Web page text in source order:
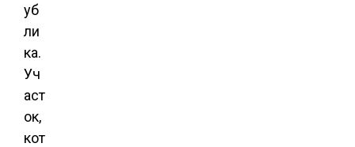
уб
ли
ка.
Уч
аст
ок,
кот